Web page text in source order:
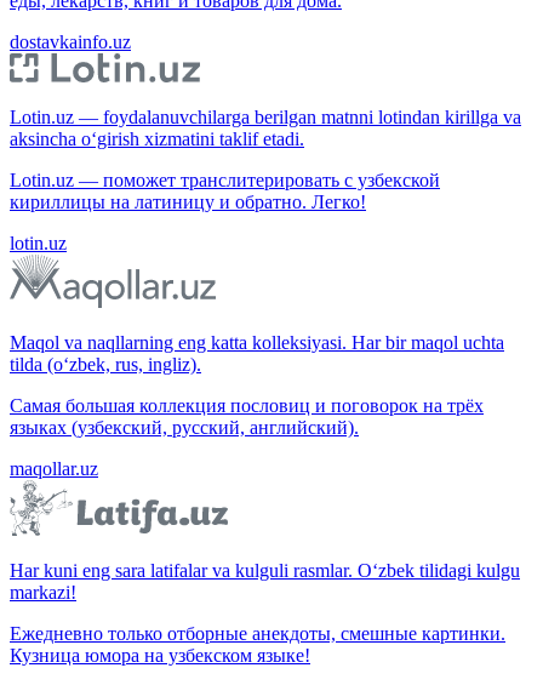
dostavkainfo.uz
Lotin.uz — foydalanuvchilarga berilgan matnni lotindan kirillga va
aksincha o‘girish xizmatini taklif etadi.
Lotin.uz — поможет транслитерировать с узбекской
кириллицы на латиницу и обратно. Легко!
lotin.uz
Maqol va naqllarning eng katta kolleksiyasi. Har bir maqol uchta
tilda (o‘zbek, rus, ingliz).
Самая большая коллекция пословиц и поговорок на трёх
языках (узбекский, русский, английский).
maqollar.uz
Har kuni eng sara latifalar va kulguli rasmlar. O‘zbek tilidagi kulgu
markazi!
Ежедневно только отборные анекдоты, смешные картинки.
Кузница юмора на узбекском языке!